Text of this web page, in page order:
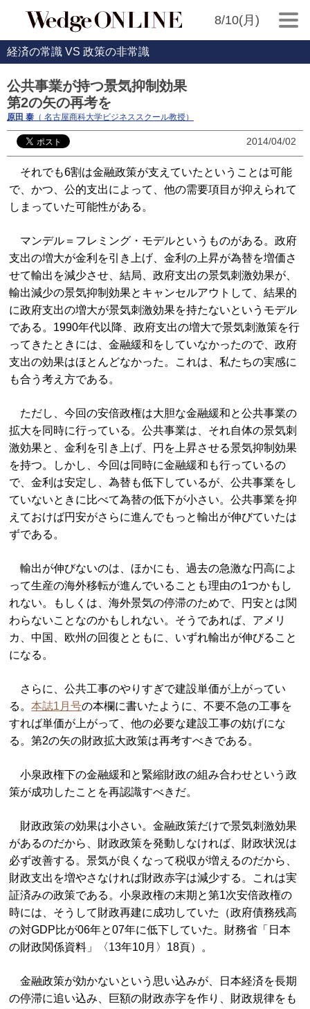
8/10(月)
経済の常識 VS 政策の非常識
公共事業が持つ景気抑制効果
第2の矢の再考を
原田 泰 （ 名古屋商科大学ビジネススクール教授）
2014/04/02
それでも6割は金融政策が支えていたということは可能
で、かつ、公的支出によって、他の需要項目が抑えられて
しまっていた可能性がある。
マンデル＝フレミング・モデルというものがある。政府
支出の増大が金利を引き上げ、金利の上昇が為替を増価さ
せて輸出を減少させ、結局、政府支出の景気刺激効果が、
輸出減少の景気抑制効果とキャンセルアウトして、結果的
に政府支出の増大が景気刺激効果を持たないというモデル
である。1990年代以降、政府支出の増大で景気刺激策を行
ってきたときには、金融緩和をしていなかったので、政府
支出の効果はほとんどなかった。これは、私たちの実感に
も合う考え方である。
ただし、今回の安倍政権は大胆な金融緩和と公共事業の
拡大を同時に行っている。公共事業は、それ自体の景気刺
激効果と、金利を引き上げ、円を上昇させる景気抑制効果
を持つ。しかし、今回は同時に金融緩和も行っているの
で、金利は安定し、為替も低下しているが、公共事業をし
ていないときに比べて為替の低下が小さい。公共事業を抑
えておけば円安がさらに進んでもっと輸出が伸びていたは
ずである。
輸出が伸びないのは、ほかにも、過去の急激な円高によ
って生産の海外移転が進んでいることも理由の1つかもし
れない。もしくは、海外景気の停滞のためで、円安とは関
わらないことなのかもしれない。そうであれば、アメリ
カ、中国、欧州の回復とともに、いずれ輸出が伸びること
になる。
さらに、公共工事のやりすぎで建設単価が上がってい
る。本誌1月号の本欄に書いたように、不要不急の工事を
すれば単価が上がって、他の必要な建設工事の妨げにな
る。第2の矢の財政拡大政策は再考すべきである。
小泉政権下の金融緩和と緊縮財政の組み合わせという政
策が成功したことを再認識すべきだ。
財政政策の効果は小さい。金融政策だけで景気刺激効果
があるのだから、財政政策を発動しなければ、財政状況は
必ず改善する。景気が良くなって税収が増えるのだから、
財政支出を増やさなければ財政赤字は減少する。これは実
証済みの政策である。小泉政権の末期と第1次安倍政権の
時には、そうして財政再建に成功していた（政府債務残高
の対GDP比が06年と07年に低下していた。財務省「日本
の財政関係資料」〈13年10月〉18頁）。
金融政策が効かないという思い込みが、日本経済を長期
の停滞に追い込み、巨額の財政赤字を作り、財政規律をも